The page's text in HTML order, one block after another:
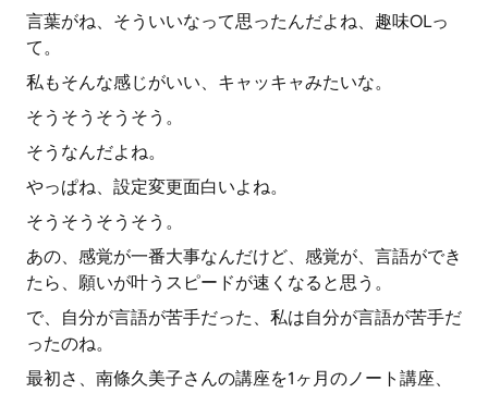
言葉がね、そういいなって思ったんだよね、趣味OLっ
て。
私もそんな感じがいい、キャッキャみたいな。
そうそうそうそう。
そうなんだよね。
やっぱね、設定変更面白いよね。
そうそうそうそう。
あの、感覚が一番大事なんだけど、感覚が、言語ができ
たら、願いが叶うスピードが速くなると思う。
で、自分が言語が苦手だった、私は自分が言語が苦手だ
ったのね。
最初さ、南條久美子さんの講座を1ヶ月のノート講座、